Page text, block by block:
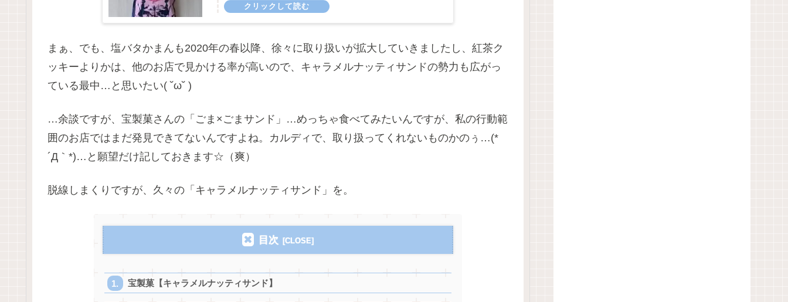
まぁ、でも、塩バタかまんも2020年の春以降、徐々に取り扱いが拡大していきましたし、紅茶ク
ッキーよりかは、他のお店で見かける率が高いので、キャラメルナッティサンドの勢力も広がっ
ている最中…と思いたい( ˘ω˘ )
…余談ですが、宝製菓さんの「ごま×ごまサンド」…めっちゃ食べてみたいんですが、私の行動範
囲のお店ではまだ発見できてないんですよね。カルディで、取り扱ってくれないものかのぅ…(*
´Д｀*)…と願望だけ記しておきます☆（爽）
脱線しまくりですが、久々の「キャラメルナッティサンド」を。
目次
宝製菓【キャラメルナッティサンド】